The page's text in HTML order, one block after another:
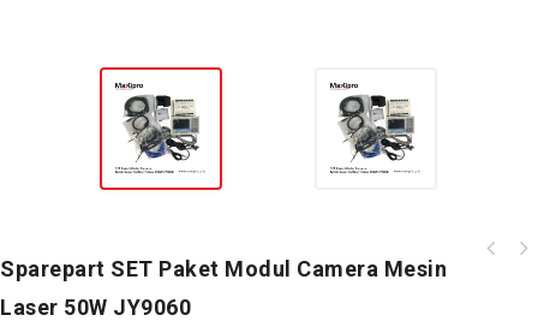
Sparepart SET Paket Modul Camera Mesin
Laser 50W JY9060